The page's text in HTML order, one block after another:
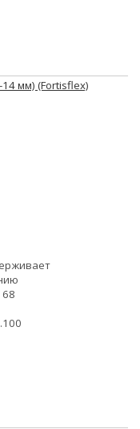
мм) (Fortisflex)